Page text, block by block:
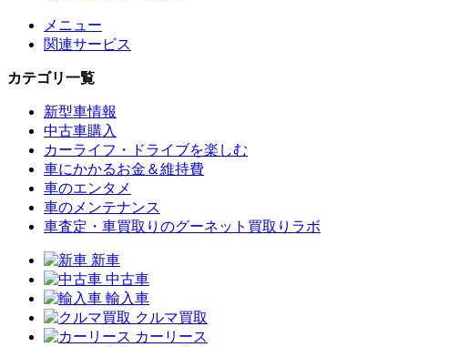
メニュー
関連サービス
カテゴリ一覧
新型車情報
中古車購入
カーライフ・ドライブを楽しむ
車にかかるお金＆維持費
車のエンタメ
車のメンテナンス
車査定・車買取りのグーネット買取りラボ
新車
中古車
輸入車
クルマ買取
カーリース